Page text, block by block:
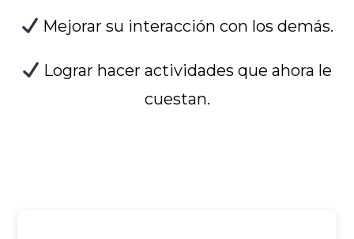
Mejorar su interacción con los demás.
Lograr hacer actividades que ahora le
cuestan.